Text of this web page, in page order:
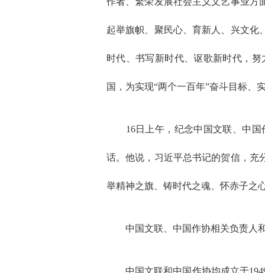
起举旗帜、聚民心、育新人、兴文化
时代、书写新时代、讴歌新时代，
国，为实现“两个一百年”奋斗目标、
16日上午，纪念中国文联、中国
话。他说，习近平总书记的贺信，充
举精神之旗、铸时代之魂、怀赤子之
中国文联、中国作协相关负责人
中国文联和中国作协均成立于1949